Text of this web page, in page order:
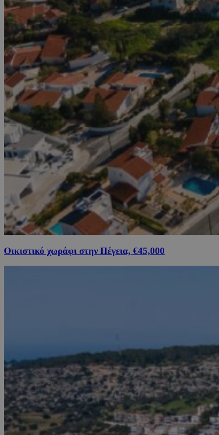
Οικιστικό χωράφι στην Πέγεια, €45,000